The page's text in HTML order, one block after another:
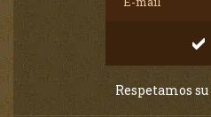
Respetamos